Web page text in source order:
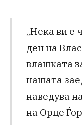
„Нека ви е
ден на
влашката
нашата
наведува
на Орце